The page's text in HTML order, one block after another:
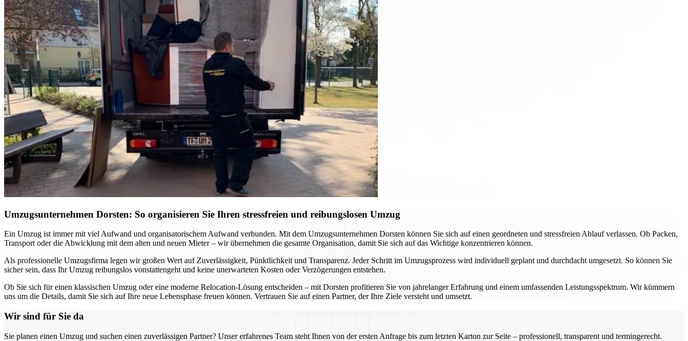
Umzugsunternehmen Dorsten: So organisieren Sie Ihren stressfreien und reibungslosen Umzug
Ein Umzug ist immer mit viel Aufwand und organisatorischem Aufwand verbunden. Mit dem Umzugsunternehmen Dorsten können Sie sich auf einen geordneten und stressfreien Ablauf verlassen. Ob Packen,
Transport oder die Abwicklung mit dem alten und neuen Mieter – wir übernehmen die gesamte Organisation, damit Sie sich auf das Wichtige konzentrieren können.
Als professionelle Umzugsfirma legen wir großen Wert auf Zuverlässigkeit, Pünktlichkeit und Transparenz. Jeder Schritt im Umzugsprozess wird individuell geplant und durchdacht umgesetzt. So können Sie
sicher sein, dass Ihr Umzug reibungslos vonstattengeht und keine unerwarteten Kosten oder Verzögerungen entstehen.
Ob Sie sich für einen klassischen Umzug oder eine moderne Relocation-Lösung entscheiden – mit Dorsten profitieren Sie von jahrelanger Erfahrung und einem umfassenden Leistungsspektrum. Wir kümmern
uns um die Details, damit Sie sich auf Ihre neue Lebensphase freuen können. Vertrauen Sie auf einen Partner, der Ihre Ziele versteht und umsetzt.
Wir sind für Sie da
Sie planen einen Umzug und suchen einen zuverlässigen Partner? Unser erfahrenes Team steht Ihnen von der ersten Anfrage bis zum letzten Karton zur Seite – professionell, transparent und termingerecht.